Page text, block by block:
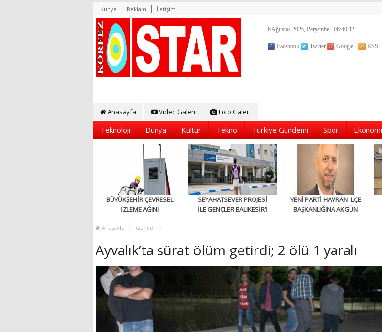
Künye Reklam İletişim
6 Ağustos 2026, Perşembe - 06:40:33
Facebook Twitter Google+ RSS
Anasayfa Video Galeri Foto Galeri
Teknoloji Dünya Kültür Tekno Türkiye Gündemi Spor Ekonomi
BÜYÜKŞEHİR ÇEVRESEL
İZLEME AĞINI
SEYAHATSEVER PROJESİ
İLE GENÇLER BALIKESİR’İ
YENİ PARTİ HAVRAN İLÇE
BAŞKANLIĞINA AKGÜN
Anasayfa Güncel
Ayvalık’ta sürat ölüm getirdi; 2 ölü 1 yaralı